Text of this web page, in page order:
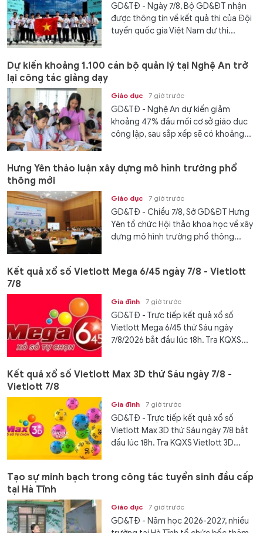
GD&TĐ - Ngày 7/8, Bộ GD&ĐT nhận
được thông tin về kết quả thi của Đội
tuyển quốc gia Việt Nam dự thi...
Dự kiến khoảng 1.100 cán bộ quản lý tại Nghệ An trở
lại công tác giảng dạy
Giáo dục 7 giờ trước
GD&TĐ - Nghệ An dự kiến giảm
khoảng 47% đầu mối cơ sở giáo dục
công lập, sau sắp xếp sẽ có khoảng...
Hưng Yên thảo luận xây dựng mô hình trường phổ
thông mới
Giáo dục 7 giờ trước
GD&TĐ - Chiều 7/8, Sở GD&ĐT Hưng
Yên tổ chức Hội thảo khoa học về xây
dựng mô hình trường phổ thông...
Kết quả xổ số Vietlott Mega 6/45 ngày 7/8 - Vietlott
7/8
Gia đình 7 giờ trước
GD&TĐ - Trực tiếp kết quả xổ số
Vietlott Mega 6/45 thứ Sáu ngày
7/8/2026 bắt đầu lúc 18h. Tra KQXS...
Kết quả xổ số Vietlott Max 3D thứ Sáu ngày 7/8 -
Vietlott 7/8
Gia đình 7 giờ trước
GD&TĐ - Trực tiếp kết quả xổ số
Vietlott Max 3D thứ Sáu ngày 7/8 bắt
đầu lúc 18h. Tra KQXS Vietlott 3D...
Tạo sự minh bạch trong công tác tuyển sinh đầu cấp
tại Hà Tĩnh
Giáo dục 7 giờ trước
GD&TĐ - Năm học 2026-2027, nhiều